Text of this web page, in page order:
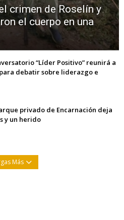
crimen de Roselín y
el cuerpo en una
“Líder Positivo” reunirá a
debatir sobre liderazgo e
privado de Encarnación deja
y un herido
Más